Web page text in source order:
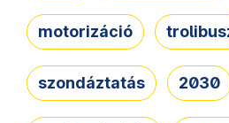
motorizáció
szondáztatás 2030